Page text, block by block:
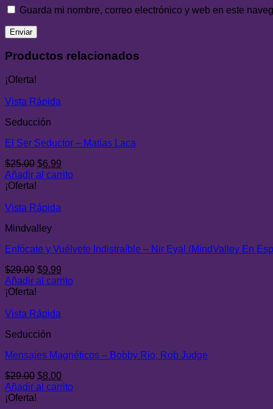
Guarda mi nombre, correo electrónico y web en este
Productos relacionados
¡Oferta!
Vista Rápida
Seducción
El Ser Seductor – Matías Laca
$25.00 El
precio
$25.00.
$6.99
precio
Añadir al carrito
¡Oferta!
Vista Rápida
Mindvalley
Enfócate y Vuélvete Indistraíble – Nir Eyal (MindValley En
$29.00 El
precio
$29.00.
$9.99
precio
Añadir al carrito
¡Oferta!
Vista Rápida
Seducción
Mensajes Magnéticos – Bobby Rio, Rob Judge
$29.00 El
precio
$8.00El
precio
Añadir al carrito
¡Oferta!